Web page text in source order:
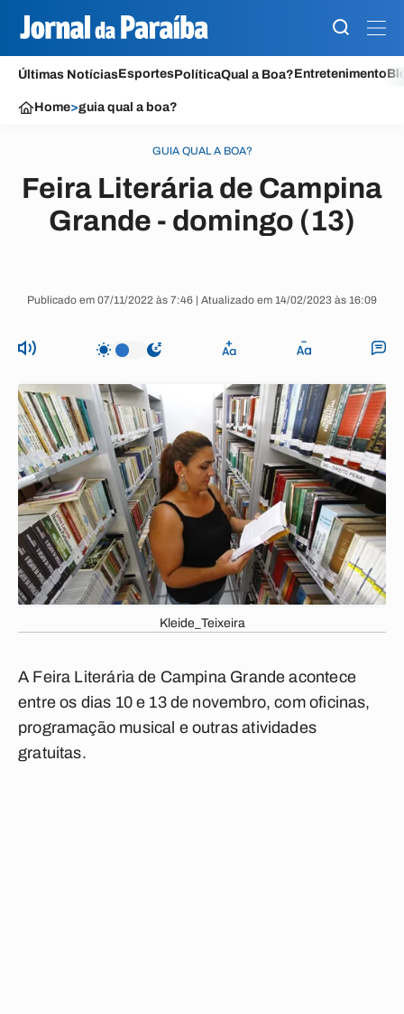
Últimas NotíciasEsportesPolíticaQual a Boa?Entretenimento
Home>guia qual a boa?
GUIA QUAL A BOA?
Feira Literária de Campina
Grande - domingo (13)
Publicado em 07/11/2022 às 7:46 | Atualizado em 14/02/2023 às 16:09
Kleide_Teixeira
A Feira Literária de Campina Grande acontece
entre os dias 10 e 13 de novembro, com oficinas,
programação musical e outras atividades
gratuitas.